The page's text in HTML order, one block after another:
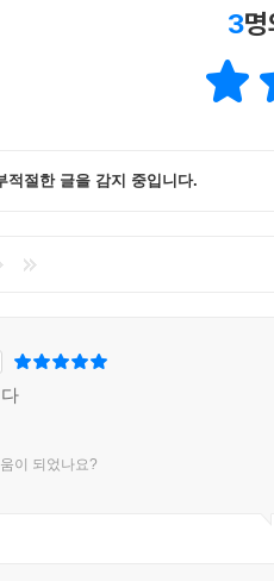
3
적절한 글을 감지 중입니다.
이 되었나요?